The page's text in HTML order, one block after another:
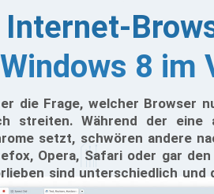
Internet-
Windows 8 im
die Frage, welcher Browser
streiten. Während der eine
setzt, schwören andere
Opera, Safari oder gar
sind unterschiedlich und
selbst überlassen,